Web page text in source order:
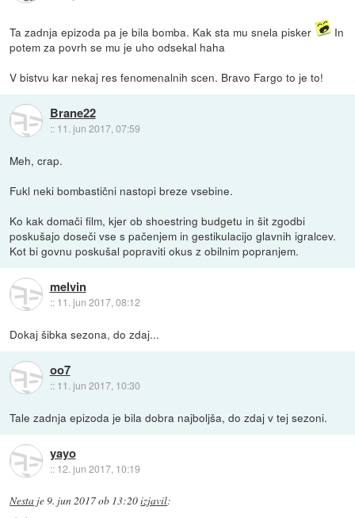
Ta zadnja epizoda pa je bila bomba. Kak sta mu snela pisker
In
potem za povrh se mu je uho odsekal haha
V bistvu kar nekaj res fenomenalnih scen. Bravo Fargo to je to!
Brane22
:: 11. jun 2017, 07:59
Meh, crap.
Fukl neki bombastični nastopi breze vsebine.
Ko kak domači film, kjer ob shoestring budgetu in šit zgodbi
poskušajo doseči vse s pačenjem in gestikulacijo glavnih igralcev.
Kot bi govnu poskušal popraviti okus z obilnim popranjem.
melvin
:: 11. jun 2017, 08:12
Dokaj šibka sezona, do zdaj...
oo7
:: 11. jun 2017, 10:30
Tale zadnja epizoda je bila dobra najboljša, do zdaj v tej sezoni.
yayo
:: 12. jun 2017, 10:19
Nesta je9. jun 2017 ob 13:20izjavil: